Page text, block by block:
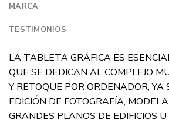
MARCA
TESTIMONIOS
LA TABLETA GRÁFICA ES
QUE SE DEDICAN AL COMPLEJO
Y RETOQUE POR ORDENADOR, YA
EDICIÓN DE FOTOGRAFÍA,
GRANDES PLANOS DE EDIFICIOS